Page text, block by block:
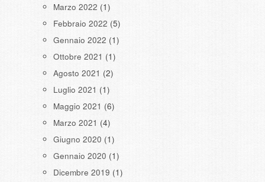
Marzo 2022 (1)
Febbraio 2022 (5)
Gennaio 2022 (1)
Ottobre 2021 (1)
Agosto 2021 (2)
Luglio 2021 (1)
Maggio 2021 (6)
Marzo 2021 (4)
Giugno 2020 (1)
Gennaio 2020 (1)
Dicembre 2019 (1)